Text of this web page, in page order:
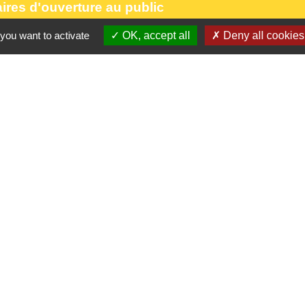
d'ouverture au public
9h à 12h30 et de 13h30 à 17h.
le mercredi 9h à 12h30
want to activate OK, accept all Deny all cookies